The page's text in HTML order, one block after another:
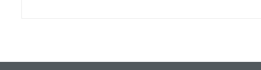
Ürün açıklamasında eksik bilgiler bulunuyor.